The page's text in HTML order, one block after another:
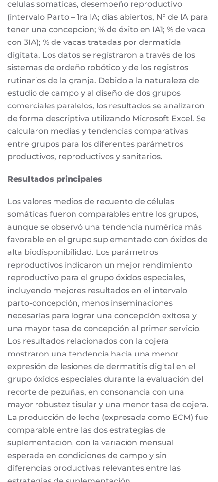
celulas somaticas, desempeño reproductivo
(intervalo Parto – 1ra IA; días abiertos, N° de IA para
tener una concepcion; % de éxito en IA1; % de vaca
con 3IA); % de vacas tratadas por dermatida
digitata. Los datos se registraron a través de los
sistemas de ordeño robótico y de los registros
rutinarios de la granja. Debido a la naturaleza de
estudio de campo y al diseño de dos grupos
comerciales paralelos, los resultados se analizaron
de forma descriptiva utilizando Microsoft Excel. Se
calcularon medias y tendencias comparativas
entre grupos para los diferentes parámetros
productivos, reproductivos y sanitarios.
Resultados principales
Los valores medios de recuento de células
somáticas fueron comparables entre los grupos,
aunque se observó una tendencia numérica más
favorable en el grupo suplementado con óxidos de
alta biodisponibilidad. Los parámetros
reproductivos indicaron un mejor rendimiento
reproductivo para el grupo óxidos especiales,
incluyendo mejores resultados en el intervalo
parto-concepción, menos inseminaciones
necesarias para lograr una concepción exitosa y
una mayor tasa de concepción al primer servicio.
Los resultados relacionados con la cojera
mostraron una tendencia hacia una menor
expresión de lesiones de dermatitis digital en el
grupo óxidos especiales durante la evaluación del
recorte de pezuñas, en consonancia con una
mayor robustez tisular y una menor tasa de cojera.
La producción de leche (expresada como ECM) fue
comparable entre las dos estrategias de
suplementación, con la variación mensual
esperada en condiciones de campo y sin
diferencias productivas relevantes entre las